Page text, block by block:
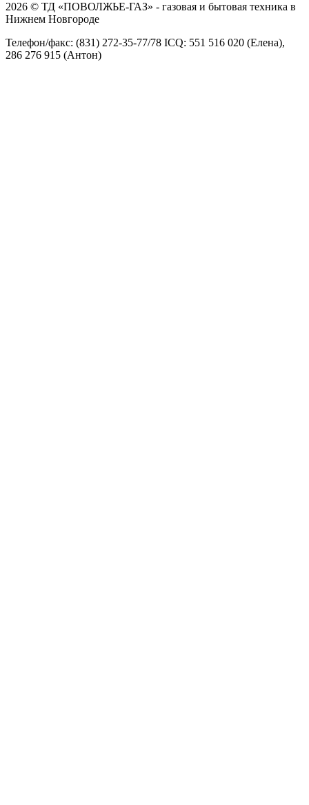
2026 © ТД «ПОВОЛЖЬЕ-ГАЗ» - газовая и бытовая техника в
Нижнем Новгороде
Телефон/факс: (831) 272-35-77/78 ICQ: 551 516 020 (Елена),
286 276 915 (Антон)